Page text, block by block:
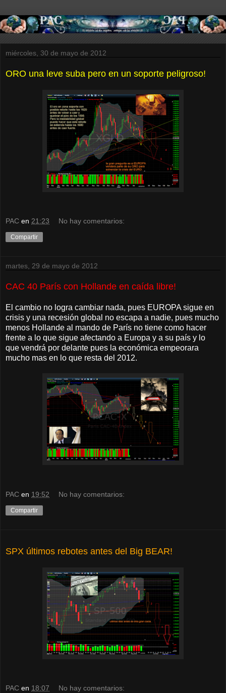
miércoles, 30 de mayo de 2012
ORO una leve suba pero en un soporte peligroso!
PAC en 21:23 No hay comentarios:
Compartir
martes, 29 de mayo de 2012
CAC 40 París con Hollande en caída libre!
El cambio no logra cambiar nada, pues EUROPA sigue en
crisis y una recesión global no escapa a nadie, pues mucho
menos Hollande al mando de París no tiene como hacer
frente a lo que sigue afectando a Europa y a su país y lo
que vendrá por delante pues la económica empeorara
mucho mas en lo que resta del 2012.
PAC en 19:52 No hay comentarios:
Compartir
SPX últimos rebotes antes del Big BEAR!
PAC en 18:07 No hay comentarios: